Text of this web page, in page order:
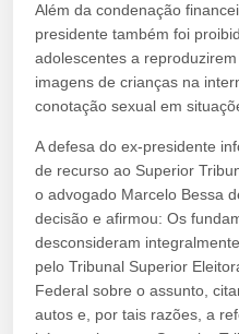
Além da condenação
presidente também foi
adolescentes a
imagens de crianças na
conotação sexual em
A defesa do ex-presidente
de recurso ao Superior
o advogado Marcelo Bessa
decisão e afirmou: Os
desconsideram
pelo Tribunal Superior
Federal sobre o assunto,
autos e, por tais razões, a